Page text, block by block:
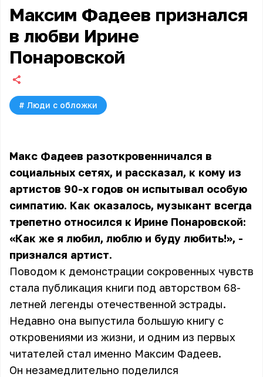
Максим Фадеев признался
в любви Ирине
Понаровской
# Люди с обложки
Макс Фадеев разоткровенничался в
социальных сетях, и рассказал, к кому из
артистов 90-х годов он испытывал особую
симпатию. Как оказалось, музыкант всегда
трепетно относился к Ирине Понаровской:
«Как же я любил, люблю и буду любить!», -
признался артист.
Поводом к демонстрации сокровенных чувств
стала публикация книги под авторством 68-
летней легенды отечественной эстрады.
Недавно она выпустила большую книгу с
откровениями из жизни, и одним из первых
читателей стал именно Максим Фадеев.
Он незамедлительно поделился